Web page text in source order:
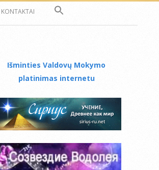
KONTAKTAI
Išminties Valdovų Mokymo
platinimas internetu